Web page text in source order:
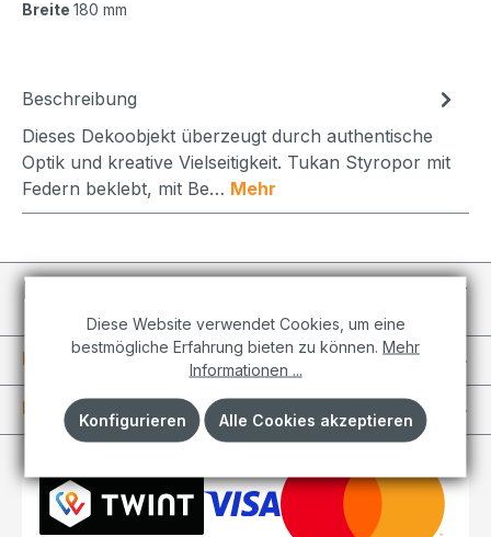
Breite 180 mm
Beschreibung
Dieses Dekoobjekt überzeugt durch authentische
Optik und kreative Vielseitigkeit. Tukan Styropor mit
Federn beklebt, mit Be… Mehr
Individuelle Projekte
Informationen
Kundenkonto
Diese Website verwendet Cookies, um eine
bestmögliche Erfahrung bieten zu können. Mehr
Informationen ...
Konfigurieren Alle Cookies akzeptieren